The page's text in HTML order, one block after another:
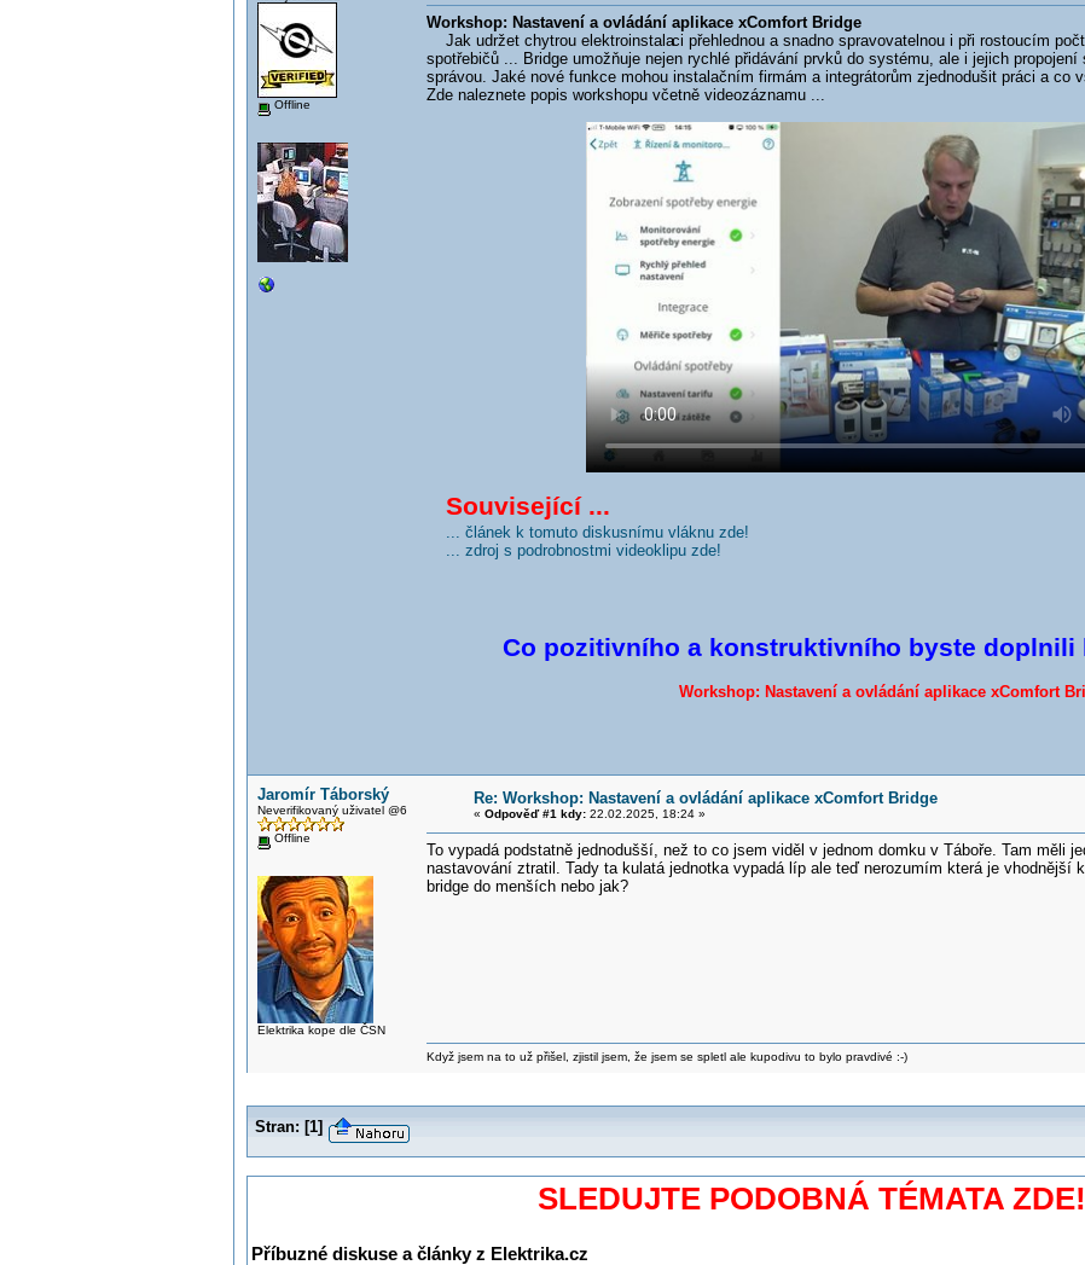
Offline
Workshop: Nastavení a ovládání aplikace xComfort Bridge
Jak udržet chytrou elektroinstalaci přehlednou a snadno spravovatelnou i při rostoucím
spotřebičů ... Bridge umožňuje nejen rychlé přidávání prvků do systému, ale i jejich
správou. Jaké nové funkce mohou instalačním firmám a integrátorům zjednodušit práci a co
Zde naleznete popis workshopu včetně videozáznamu ...
Související ...
... článek k tomuto diskusnímu vláknu zde!
... zdroj s podrobnostmi videoklipu zde!
Co pozitivního a konstruktivního byste doplnili
Workshop: Nastavení a ovládání aplikace xComfort
Jaromír Táborský
Neverifikovaný uživatel @6
Offline
Elektrika kope dle ČSN
Re: Workshop: Nastavení a ovládání aplikace xComfort Bridge
« Odpověď #1 kdy:22.02.2025, 18:24 »
To vypadá podstatně jednodušší, než to co jsem viděl v jednom domku v Táboře. Tam měli
nastavování ztratil. Tady ta kulatá jednotka vypadá líp ale teď nerozumím která je vhodnější
bridge do menších nebo jak?
Když jsem na to už přišel, zjistil jsem, že jsem se spletl ale kupodivu to bylo pravdivé :-)
Stran: [1]
SLEDUJTE PODOBNÁ TÉMATA ZDE!
Příbuzné diskuse a články z Elektrika.cz